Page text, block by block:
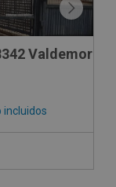
Valdemoro -
incluidos